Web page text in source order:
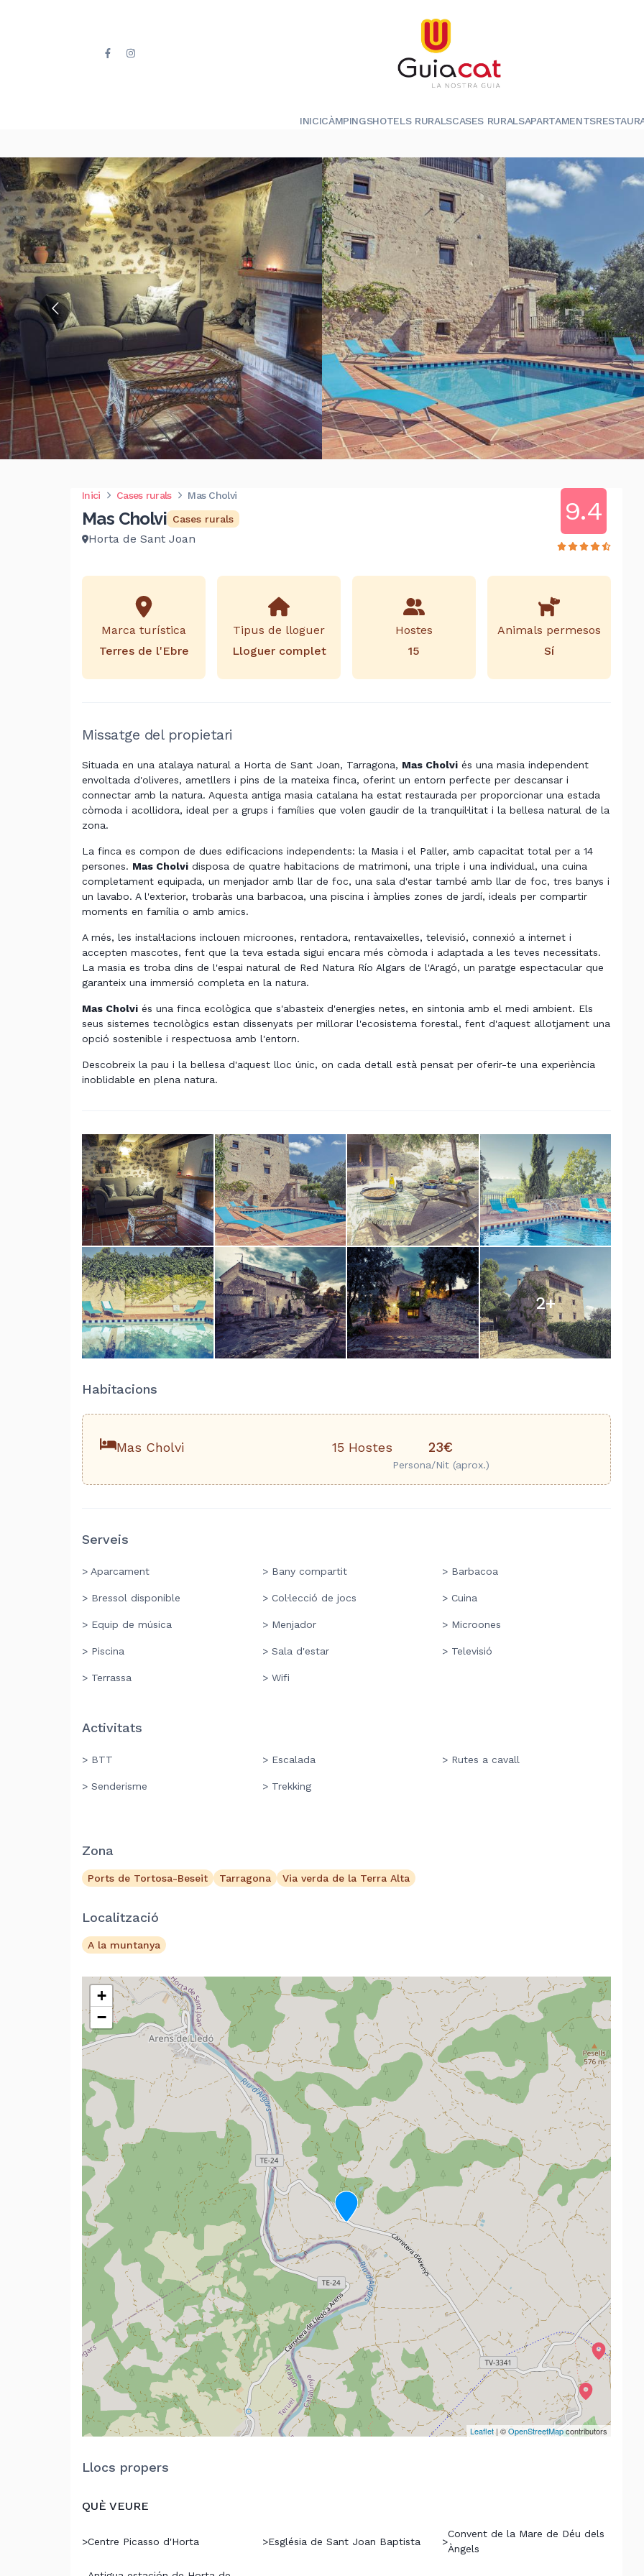
INICICÀMPINGSHOTELS RURALSCASES RURALSAPARTAMENTS
Inici Cases rurals Mas Cholvi
Mas Cholvi Cases rurals
Horta de Sant Joan
9.4
Marca turística
Terres de l'Ebre
Tipus de lloguer
Lloguer complet
Hostes
15
Animals permesos
Sí
Missatge del propietari
Situada en una atalaya natural a Horta de Sant Joan, Tarragona, Mas Cholvi és una masia independent
envoltada d'oliveres, ametllers i pins de la mateixa finca, oferint un entorn perfecte per descansar i
connectar amb la natura. Aquesta antiga masia catalana ha estat restaurada per proporcionar una estada
còmoda i acollidora, ideal per a grups i famílies que volen gaudir de la tranquil·litat i la bellesa natural de la
zona.
La finca es compon de dues edificacions independents: la Masia i el Paller, amb capacitat total per a 14
persones. Mas Cholvi disposa de quatre habitacions de matrimoni, una triple i una individual, una cuina
completament equipada, un menjador amb llar de foc, una sala d'estar també amb llar de foc, tres banys i
un lavabo. A l'exterior, trobaràs una barbacoa, una piscina i àmplies zones de jardí, ideals per compartir
moments en família o amb amics.
A més, les instal·lacions inclouen microones, rentadora, rentavaixelles, televisió, connexió a internet i
accepten mascotes, fent que la teva estada sigui encara més còmoda i adaptada a les teves necessitats.
La masia es troba dins de l'espai natural de Red Natura Río Algars de l'Aragó, un paratge espectacular que
garanteix una immersió completa en la natura.
Mas Cholvi és una finca ecològica que s'abasteix d'energies netes, en sintonia amb el medi ambient. Els
seus sistemes tecnològics estan dissenyats per millorar l'ecosistema forestal, fent d'aquest allotjament una
opció sostenible i respectuosa amb l'entorn.
Descobreix la pau i la bellesa d'aquest lloc únic, on cada detall està pensat per oferir-te una experiència
inoblidable en plena natura.
2+
Habitacions
Mas Cholvi 15 Hostes 23€
Persona/Nit (aprox.)
Serveis
> Aparcament > Bany compartit > Barbacoa
> Bressol disponible > Col·lecció de jocs > Cuina
> Equip de música > Menjador > Microones
> Piscina > Sala d'estar > Televisió
> Terrassa > Wifi
Activitats
> BTT > Escalada > Rutes a cavall
> Senderisme > Trekking
Zona
Ports de Tortosa-Beseit Tarragona Via verda de la Terra Alta
Localització
A la muntanya
+
−
Leaflet| ©OpenStreetMapcontributors
Llocs propers
QUÈ VEURE
>Centre Picasso d'Horta >Església de Sant Joan Baptista >
Convent de la Mare de Déu dels
Àngels